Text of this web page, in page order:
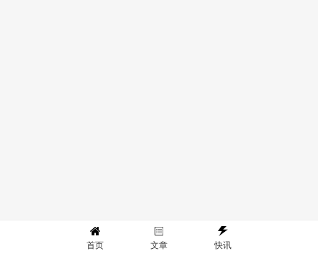
首页 文章 快讯